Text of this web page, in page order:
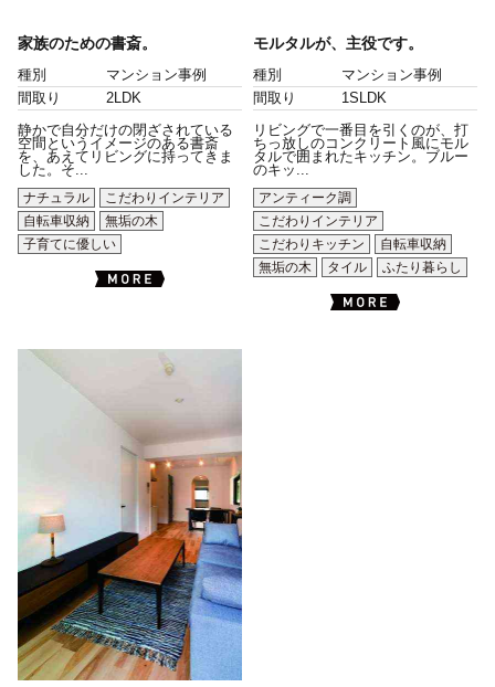
家族のための書斎。
種別
マンション事例
間取り
2LDK
静かで自分だけの閉ざされている
空間というイメージのある書斎
を、あえてリビングに持ってきま
した。そ...
ナチュラル
こだわりインテリア
自転車収納
無垢の木
子育てに優しい
モルタルが、主役です。
種別
マンション事例
間取り
1SLDK
リビングで一番目を引くのが、打
ちっ放しのコンクリート風にモル
タルで囲まれたキッチン。ブルー
のキッ...
アンティーク調
こだわりインテリア
こだわりキッチン
自転車収納
無垢の木
タイル ふたり暮らし